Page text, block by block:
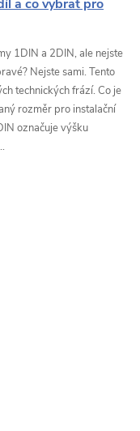
a co vybrat pro
1DIN a 2DIN, ale nejste
Nejste sami. Tento
technických frází. Co je
rozměr pro instalační
označuje výšku